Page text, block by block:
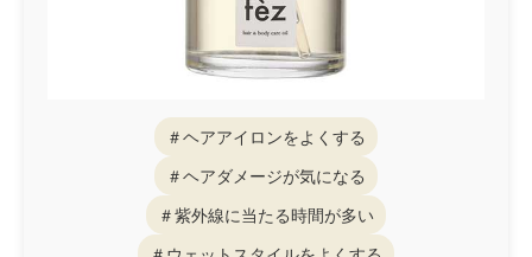
＃ヘアアイロンをよくする
＃ヘアダメージが気になる
＃紫外線に当たる時間が多い